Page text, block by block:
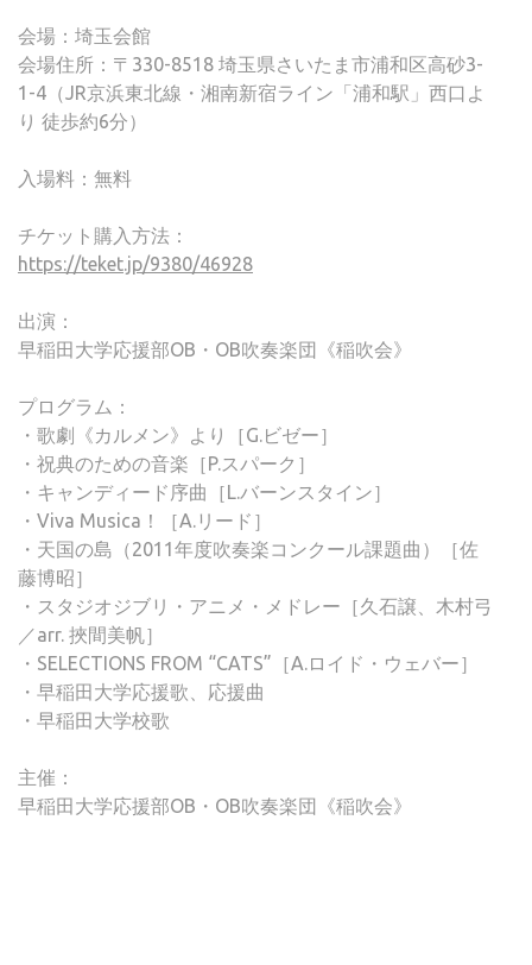
会場：埼玉会館
会場住所：〒330-8518 埼玉県さいたま市浦和区高砂3-
1-4（JR京浜東北線・湘南新宿ライン「浦和駅」西口よ
り 徒歩約6分）
入場料：無料
チケット購入方法：
https://teket.jp/9380/46928
出演：
早稲田大学応援部OB・OB吹奏楽団《稲吹会》
プログラム：
・歌劇《カルメン》より［G.ビゼー］
・祝典のための音楽［P.スパーク］
・キャンディード序曲［L.バーンスタイン］
・Viva Musica！［A.リード］
・天国の島（2011年度吹奏楽コンクール課題曲）［佐
藤博昭］
・スタジオジブリ・アニメ・メドレー［久石譲、木村弓
／arr. 挾間美帆］
・SELECTIONS FROM “CATS”［A.ロイド・ウェバー］
・早稲田大学応援歌、応援曲
・早稲田大学校歌
主催：
早稲田大学応援部OB・OB吹奏楽団《稲吹会》